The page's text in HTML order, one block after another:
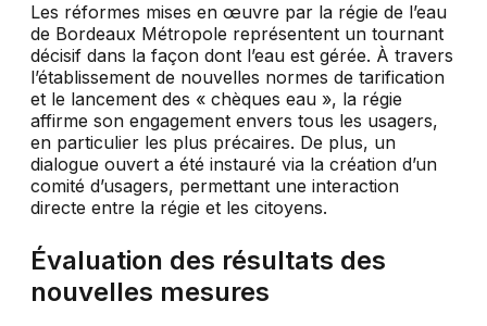
Les réformes mises en œuvre par la régie de l’eau
de Bordeaux Métropole représentent un tournant
décisif dans la façon dont l’eau est gérée. À travers
l’établissement de nouvelles normes de tarification
et le lancement des « chèques eau », la régie
affirme son engagement envers tous les usagers,
en particulier les plus précaires. De plus, un
dialogue ouvert a été instauré via la création d’un
comité d’usagers, permettant une interaction
directe entre la régie et les citoyens.
Évaluation des résultats des
nouvelles mesures